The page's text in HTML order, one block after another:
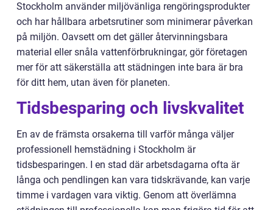
Stockholm använder miljövänliga rengöringsprodukter
och har hållbara arbetsrutiner som minimerar påverkan
på miljön. Oavsett om det gäller återvinningsbara
material eller snåla vattenförbrukningar, gör företagen
mer för att säkerställa att städningen inte bara är bra
för ditt hem, utan även för planeten.
Tidsbesparing och livskvalitet
En av de främsta orsakerna till varför många väljer
professionell hemstädning i Stockholm är
tidsbesparingen. I en stad där arbetsdagarna ofta är
långa och pendlingen kan vara tidskrävande, kan varje
timme i vardagen vara viktig. Genom att överlämna